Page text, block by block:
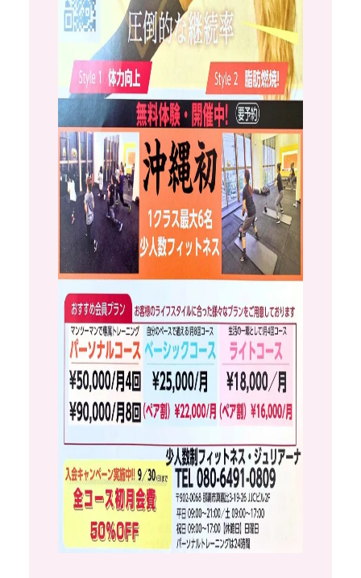
ポスティングについて
POSTING
対応エリア
料金＆スケジュール
フリーペーパーについて
FREE PAPER
料金＆スケジュール
ポスティングライト
POSTHING LIGHT
選ばれる理由
STRENGTH
初めての方へ
BEGINNING